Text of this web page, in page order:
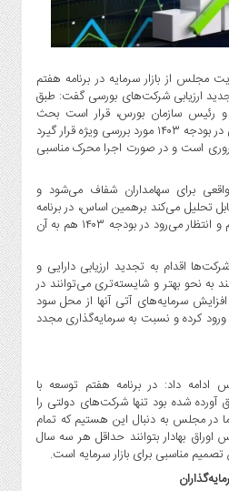
مجلس از بازار سرمایه در برنامه هفتم
لایحه بودجه ۱۴۰۳ و تجدید ارزیابی شرکت‌های بورسی گفت: طبق
و رئیس سازمان بورس، قرار است بحث
تجدید ارزیابی شرکت‌های بورسی در بودجه ۱۴۰۳ مورد بررسی ویژه قرار گیرد
است و در صورت اجرا محرک مناسبی
برای سهامداران شفاف می‌شود و
تحلیل می‌کند برهمین اساس، در برنامه
هفتم توسعه به دنبال آن هستیم و انتظار می‌رود در بودجه ۱۴۰۳ هم به آن
اقدام به تجدید ارزیابی دارایی و
به نحو بهتر و شایسته‌تری می‌توانند در
سرمایه‌های آتی آنها از محل سود
ورود کرده و نسبت به سرمایه‌گذاری مجدد
داد: در برنامه هفتم توسعه با
آورده شده بود تنها شرکت‌های دولتی را
در مجلس به دنبال این هستیم که تمام
بهادار بتوانند حداقل هر سه سال
تصمیم مناسبی برای بازار سرمایه است.